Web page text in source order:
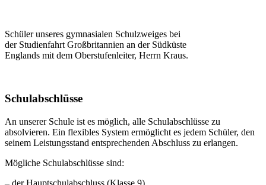
Schüler unseres gymnasialen Schulzweiges bei
der Studienfahrt Großbritannien an der Südküste
Englands mit dem Oberstufenleiter, Herrn Kraus.
Schulabschlüsse
An unserer Schule ist es möglich, alle Schulabschlüsse zu
absolvieren. Ein flexibles System ermöglicht es jedem Schüler, den
seinem Leistungsstand entsprechenden Abschluss zu erlangen.
Mögliche Schulabschlüsse sind:
– der Hauptschulabschluss (Klasse 9)